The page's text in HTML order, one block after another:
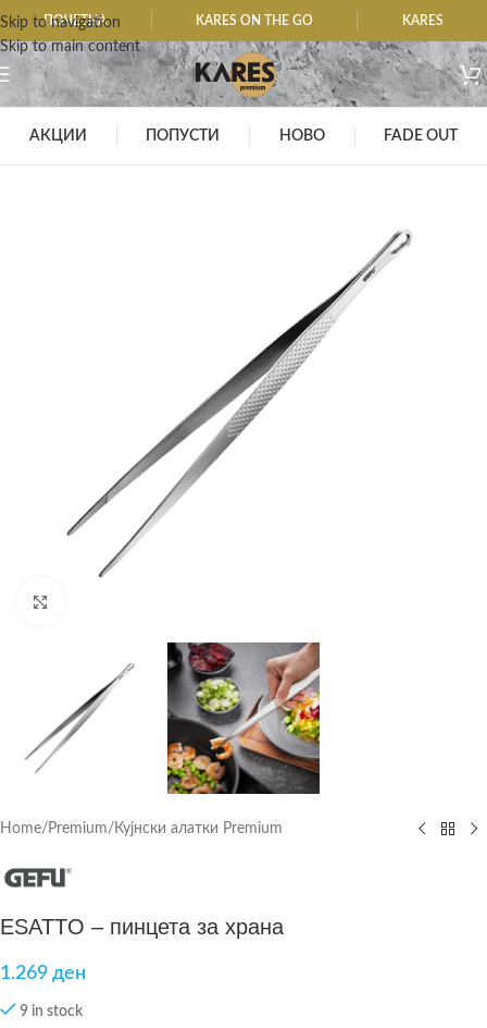
Skip to navigation
Skip to main content
ПОЧЕТНА KARES ON THE GO KARES
АКЦИИ ПОПУСТИ НОВО FADE OUT
Home/ Premium/ Кујнски алатки Premium
ESATTO – пинцета за храна
1.269 ден
9 in stock